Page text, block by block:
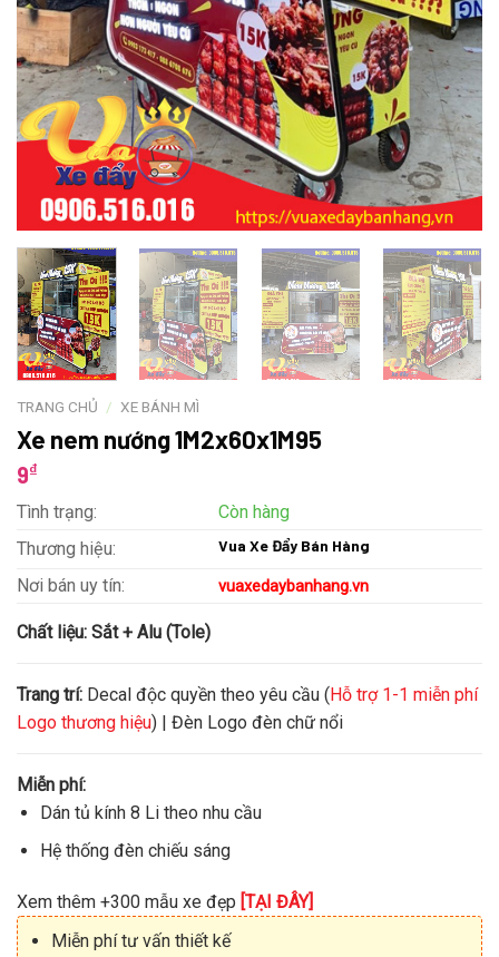
TRANG CHỦ / XE BÁNH MÌ
Xe nem nướng 1M2x60x1M95
9₫
Tình trạng:
Còn hàng
Thương hiệu:
Vua Xe Đẩy Bán Hàng
Nơi bán uy tín: vuaxedaybanhang.vn
Chất liệu: Sắt + Alu (Tole)
Trang trí: Decal độc quyền theo yêu cầu (Hỗ trợ 1-1 miễn phí
Logo thương hiệu) | Đèn Logo đèn chữ nổi
Miễn phí:
Dán tủ kính 8 Li theo nhu cầu
Hệ thống đèn chiếu sáng
Xem thêm +300 mẫu xe đẹp [TẠI ĐÂY]
Miễn phí tư vấn thiết kế